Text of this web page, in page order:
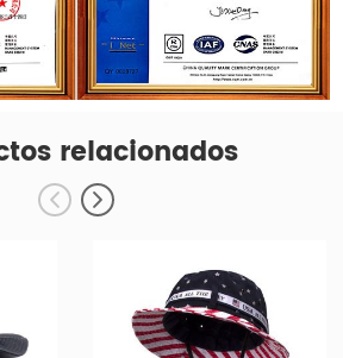
relacionados